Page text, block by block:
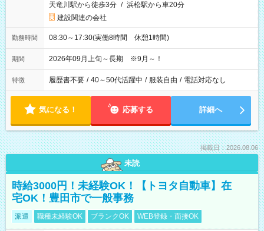
天竜川駅から徒歩3分 / 浜松駅から車20分
建設関連の会社
勤務時間 08:30～17:30(実働8時間 休憩1時間)
期間 2026年09月上旬～長期 ※9月～！
特徴 履歴書不要 / 40～50代活躍中 / 服装自由 / 電話対応なし
気になる！ 応募する 詳細へ
掲載日：2026.08.06
未読
時給3000円！未経験OK！【トヨタ自動車】在
宅OK！豊田市で一般事務
派遣 職種未経験OK ブランクOK WEB登録・面接OK